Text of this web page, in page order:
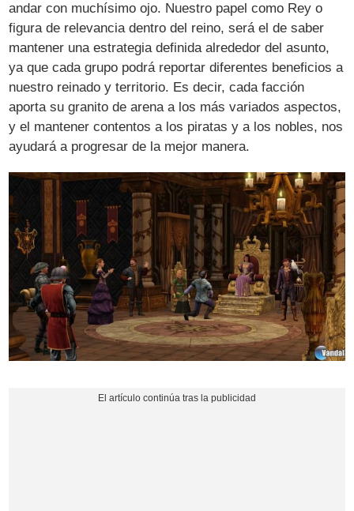
andar con muchísimo ojo. Nuestro papel como Rey o
figura de relevancia dentro del reino, será el de saber
mantener una estrategia definida alrededor del asunto,
ya que cada grupo podrá reportar diferentes beneficios a
nuestro reinado y territorio. Es decir, cada facción
aporta su granito de arena a los más variados aspectos,
y el mantener contentos a los piratas y a los nobles, nos
ayudará a progresar de la mejor manera.